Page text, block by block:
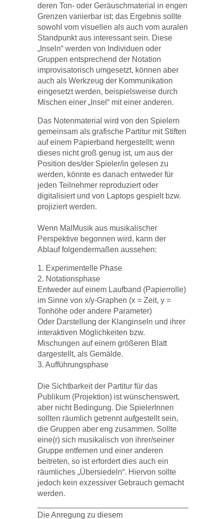
deren Ton- oder Geräuschmaterial in engen
Grenzen variierbar ist; das Ergebnis sollte
sowohl vom visuellen als auch vom auralen
Standpunkt aus interessant sein. Diese
„Inseln“ werden von Individuen oder
Gruppen entsprechend der Notation
improvisatorisch umgesetzt, können aber
auch als Werkzeug der Kommunikation
eingesetzt werden, beispielsweise durch
Mischen einer „Insel“ mit einer anderen.
Das Notenmaterial wird von den Spielern
gemeinsam als grafische Partitur mit Stiften
auf einem Papierband hergestellt; wenn
dieses nicht groß genug ist, um aus der
Position des/der Spieler/in gelesen zu
werden, könnte es danach entweder für
jeden Teilnehmer reproduziert oder
digitalisiert und von Laptops gespielt bzw.
projiziert werden.
Wenn MalMusik aus musikalischer
Perspektive begonnen wird, kann der
Ablauf folgendermaßen aussehen:
1. Experimentelle Phase
2. Notationsphase
Entweder auf einem Laufband (Papierrolle)
im Sinne von x/y-Graphen (x = Zeit, y =
Tonhöhe oder andere Parameter)
Oder Darstellung der Klanginseln und ihrer
interaktiven Möglichkeiten bzw.
Mischungen auf einem größeren Blatt
dargestellt, als Gemälde.
3. Aufführungsphase
Die Sichtbarkeit der Partitur für das
Publikum (Projektion) ist wünschenswert,
aber nicht Bedingung. Die SpielerInnen
sollten räumlich getrennt aufgestellt sein,
die Gruppen aber eng zusammen. Sollte
eine(r) sich musikalisch von ihrer/seiner
Gruppe entfernen und einer anderen
beitreten, so ist erfordert dies auch ein
räumliches „Übersiedeln“. Hiervon sollte
jedoch kein exzessiver Gebrauch gemacht
werden.
Die Anregung zu diesem